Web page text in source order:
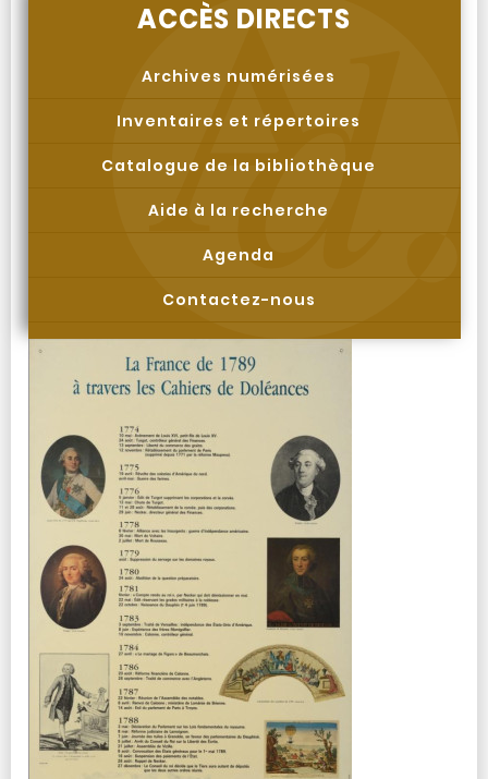
ACCÈS DIRECTS
Archives numérisées
Inventaires et répertoires
Catalogue de la bibliothèque
Aide à la recherche
Agenda
Contactez-nous